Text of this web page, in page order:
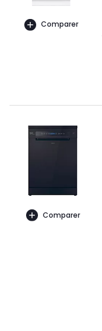
Comparer
Comparer